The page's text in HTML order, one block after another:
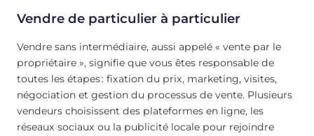
Vendre de particulier à particulier
Vendre sans intermédiaire, aussi appelé « vente par le
propriétaire », signifie que vous êtes responsable de
toutes les étapes : fixation du prix, marketing, visites,
négociation et gestion du processus de vente. Plusieurs
vendeurs choisissent des plateformes en ligne, les
réseaux sociaux ou la publicité locale pour rejoindre